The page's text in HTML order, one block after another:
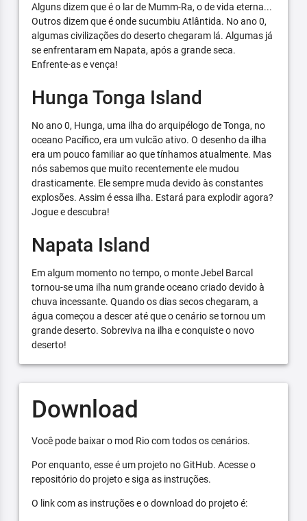
Alguns dizem que é o lar de Mumm-Ra, o de vida eterna...
Outros dizem que é onde sucumbiu Atlântida. No ano 0,
algumas civilizações do deserto chegaram lá. Algumas já
se enfrentaram em Napata, após a grande seca.
Enfrente-as e vença!
Hunga Tonga Island
No ano 0, Hunga, uma ilha do arquipélogo de Tonga, no
oceano Pacífico, era um vulcão ativo. O desenho da ilha
era um pouco familiar ao que tínhamos atualmente. Mas
nós sabemos que muito recentemente ele mudou
drasticamente. Ele sempre muda devido às constantes
explosões. Assim é essa ilha. Estará para explodir agora?
Jogue e descubra!
Napata Island
Em algum momento no tempo, o monte Jebel Barcal
tornou-se uma ilha num grande oceano criado devido à
chuva incessante. Quando os dias secos chegaram, a
água começou a descer até que o cenário se tornou um
grande deserto. Sobreviva na ilha e conquiste o novo
deserto!
Download
Você pode baixar o mod Rio com todos os cenários.
Por enquanto, esse é um projeto no GitHub. Acesse o
repositório do projeto e siga as instruções.
O link com as instruções e o download do projeto é: